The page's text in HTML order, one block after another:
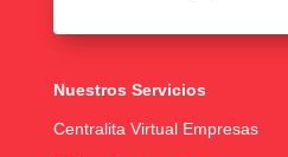
Nuestros Servicios
Centralita Virtual Empresas